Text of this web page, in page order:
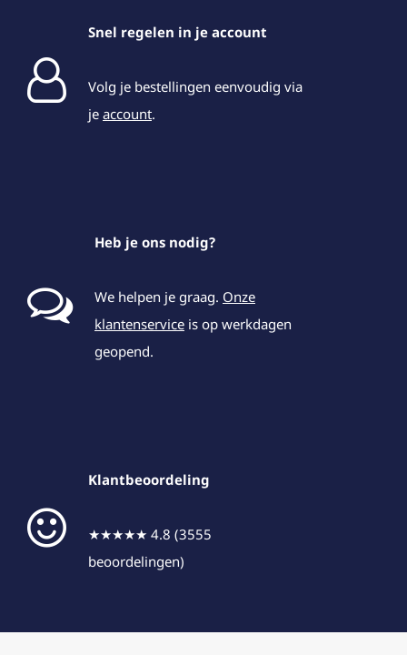
Snel regelen in je account
Volg je bestellingen eenvoudig via
je account.
Heb je ons nodig?
We helpen je graag. Onze
klantenservice is op werkdagen
geopend.
Klantbeoordeling
★★★★★ 4.8 (3555
beoordelingen)